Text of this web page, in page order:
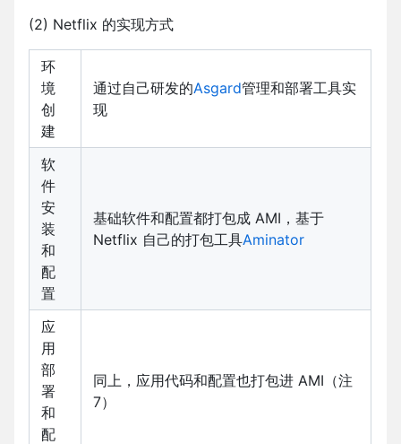
(2) Netflix 的实现方式
环
境
创
建
通过自己研发的Asgard管理和部署工具实
现
软
件
安
装
和
配
置
基础软件和配置都打包成 AMI，基于
Netflix 自己的打包工具Aminator
应
用
部
署
和
配
同上，应用代码和配置也打包进 AMI（注
7）